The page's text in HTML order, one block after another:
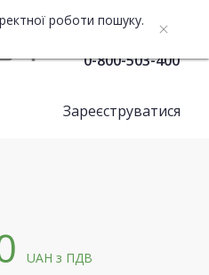
роботи пошуку.
0-800-503-400
Зареєструватися
UAHз ПДВ